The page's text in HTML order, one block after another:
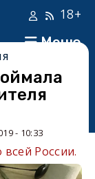
Меню
18+
- 10:33
России.